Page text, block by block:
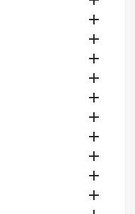









